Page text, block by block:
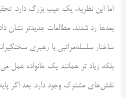
اما این نظریه، یک عیب بزرگ دارد.
بعدها رد شدند. مطالعات جدیدتر نشان
ساختار سلسله‌مراتبی با رهبری
بلکه زیاد تر همانند یک خانواده عمل
نقش‌های مشترک وجود دارد. بعد اگر